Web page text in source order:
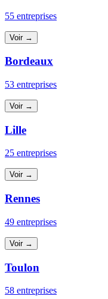
55 entreprises
Voir →
Bordeaux
53 entreprises
Voir →
Lille
25 entreprises
Voir →
Rennes
49 entreprises
Voir →
Toulon
58 entreprises